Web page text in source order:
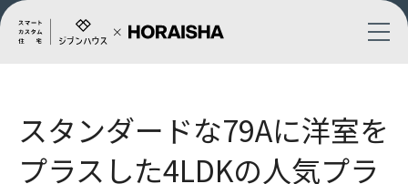
スタンダードな79Aに洋室を
プラスした4LDKの人気プラ